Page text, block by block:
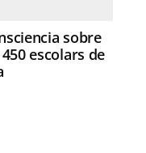
sobre
escolars de